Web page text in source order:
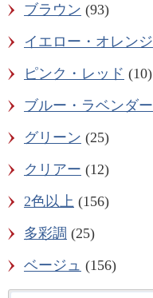
ブラウン (93)
イエロー・オレンジ
ピンク・レッド (10)
ブルー・ラベンダー
グリーン (25)
クリアー (12)
2色以上 (156)
多彩調 (25)
ベージュ (156)